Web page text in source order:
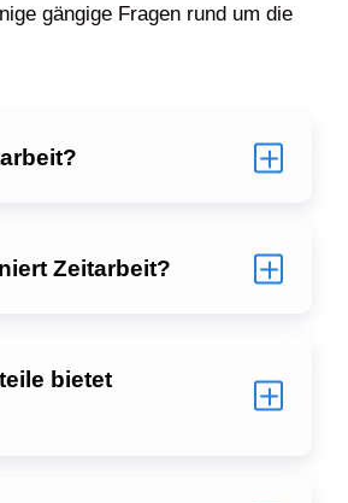
gängige Fragen rund um die
Zeitarbeit?
bietet